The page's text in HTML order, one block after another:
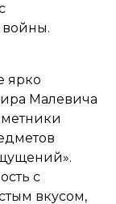
ярко
Малевича
с
вкусом,